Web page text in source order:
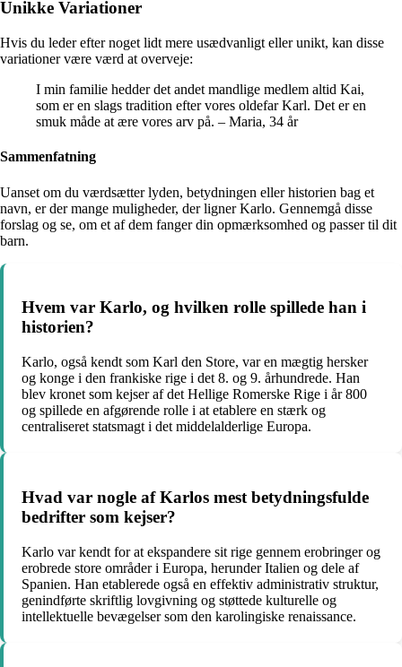
Unikke Variationer
Hvis du leder efter noget lidt mere usædvanligt eller unikt, kan disse
variationer være værd at overveje:
I min familie hedder det andet mandlige medlem altid Kai,
som er en slags tradition efter vores oldefar Karl. Det er en
smuk måde at ære vores arv på. – Maria, 34 år
Sammenfatning
Uanset om du værdsætter lyden, betydningen eller historien bag et
navn, er der mange muligheder, der ligner Karlo. Gennemgå disse
forslag og se, om et af dem fanger din opmærksomhed og passer til dit
barn.
Hvem var Karlo, og hvilken rolle spillede han i
historien?
Karlo, også kendt som Karl den Store, var en mægtig hersker
og konge i den frankiske rige i det 8. og 9. århundrede. Han
blev kronet som kejser af det Hellige Romerske Rige i år 800
og spillede en afgørende rolle i at etablere en stærk og
centraliseret statsmagt i det middelalderlige Europa.
Hvad var nogle af Karlos mest betydningsfulde
bedrifter som kejser?
Karlo var kendt for at ekspandere sit rige gennem erobringer og
erobrede store områder i Europa, herunder Italien og dele af
Spanien. Han etablerede også en effektiv administrativ struktur,
genindførte skriftlig lovgivning og støttede kulturelle og
intellektuelle bevægelser som den karolingiske renaissance.